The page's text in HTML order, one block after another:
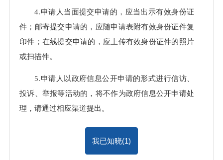
4.申请人当面提交申请的，应当出示有效身份证
件；邮寄提交申请的，应随申请表附有效身份证件复
印件；在线提交申请的，应上传有效身份证件的照片
或扫描件。
5.申请人以政府信息公开申请的形式进行信访、
投诉、举报等活动的，将不作为政府信息公开申请处
理，请通过相应渠道提出。
我已知晓(1)